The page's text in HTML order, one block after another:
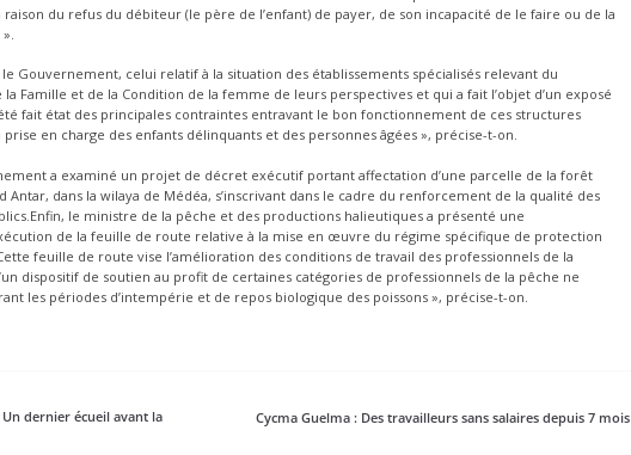
du refus du débiteur (le père de l’enfant) de payer, de son incapacité de le faire ou de la
Gouvernement, celui relatif à la situation des établissements spécialisés relevant du
Famille et de la Condition de la femme de leurs perspectives et qui a fait l’objet d’un exposé
fait état des principales contraintes entravant le bon fonctionnement de ces structures
en charge des enfants délinquants et des personnes âgées », précise-t-on.
a examiné un projet de décret exécutif portant affectation d’une parcelle de la forêt
Antar, dans la wilaya de Médéa, s’inscrivant dans le cadre du renforcement de la qualité des
le ministre de la pêche et des productions halieutiques a présenté une
de la feuille de route relative à la mise en œuvre du régime spécifique de protection
feuille de route vise l’amélioration des conditions de travail des professionnels de la
dispositif de soutien au profit de certaines catégories de professionnels de la pêche ne
les périodes d’intempérie et de repos biologique des poissons », précise-t-on.
dernier écueil avant la
Cycma Guelma : Des travailleurs sans salaires depuis 7 mois